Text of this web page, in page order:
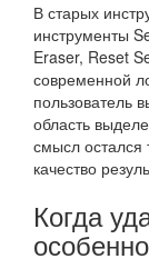
В старых
инструменты
Eraser, Reset
современной
пользователь
область
смысл
качество
Когда